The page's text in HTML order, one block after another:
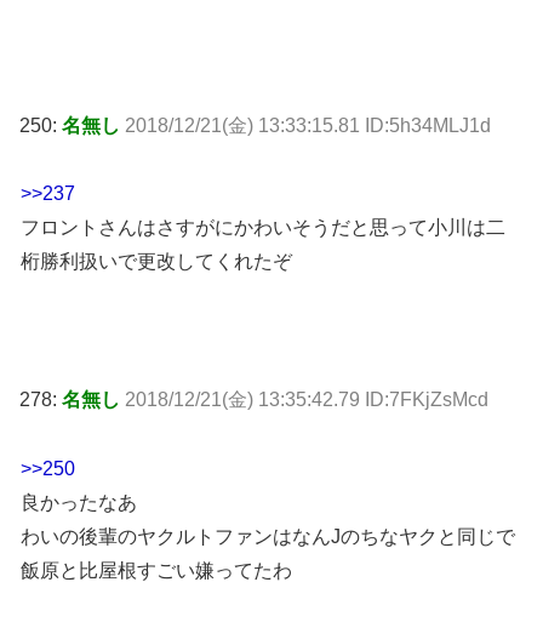
250: 名無し 2018/12/21(金) 13:33:15.81 ID:5h34MLJ1d
>>237
フロントさんはさすがにかわいそうだと思って小川は二
桁勝利扱いで更改してくれたぞ
278: 名無し 2018/12/21(金) 13:35:42.79 ID:7FKjZsMcd
>>250
良かったなあ
わいの後輩のヤクルトファンはなんJのちなヤクと同じで
飯原と比屋根すごい嫌ってたわ